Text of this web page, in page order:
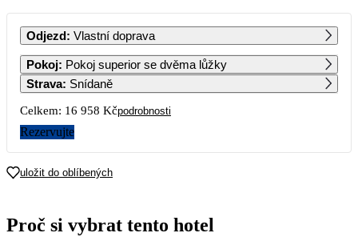
PO ÚT ST ČT PÁ SO NE
1
11 319
2
11 319
3
11 639
4
11 949
5
11 629
6 7
10 369
8
10 369
9
10 369
10
10 529
11 12 13 14
15
8 949 8 949 9 269 9 579 9 579 9 269 8 949
22 23
29 30 31
Odjezd: Vlastní doprava
Pokoj: Pokoj superior se dvěma lůžky
Strava: Snídaně
Celkem: 16 958 Kčpodrobnosti
Rezervujte
uložit do oblíbených
Proč si vybrat tento hotel